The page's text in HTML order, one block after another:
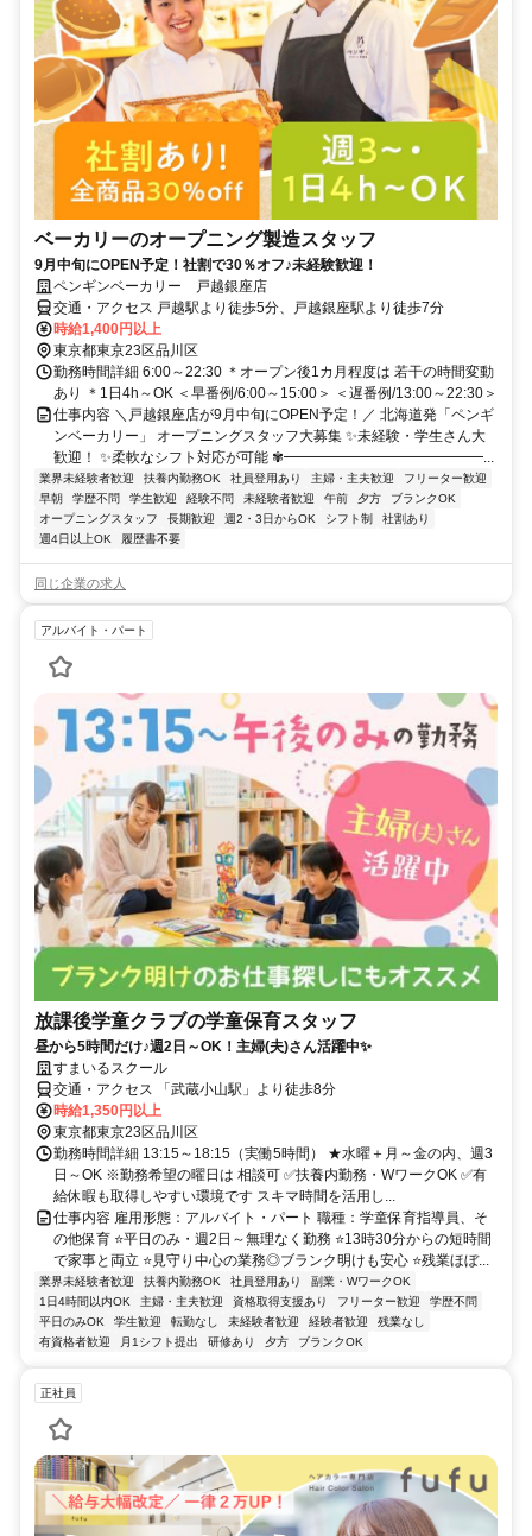
ベーカリーのオープニング製造スタッフ
9月中旬にOPEN予定！社割で30％オフ♪未経験歓迎！
ペンギンベーカリー 戸越銀座店
交通・アクセス 戸越駅より徒歩5分、戸越銀座駅より徒歩7分
時給1,400円以上
東京都東京23区品川区
勤務時間詳細 6:00～22:30 ＊オープン後1カ月程度は 若干の時間変動
あり ＊1日4h～OK ＜早番例/6:00～15:00＞ ＜遅番例/13:00～22:30＞
仕事内容 ＼戸越銀座店が9月中旬にOPEN予定！／ 北海道発「ペンギ
ンベーカリー」 オープニングスタッフ大募集 ✨未経験・学生さん大
歓迎！ ✨柔軟なシフト対応が可能 ✾━━━━━━━━━━━━━━...
業界未経験者歓迎 扶養内勤務OK 社員登用あり 主婦・主夫歓迎
フリーター歓迎
早朝
学歴不問 学生歓迎 経験不問 未経験者歓迎 午前 夕方
ブランクOK
オープニングスタッフ
長期歓迎 週2・3日からOK シフト制
社割あり
週4日以上OK
履歴書不要
同じ企業の求人
アルバイト・パート
放課後学童クラブの学童保育スタッフ
昼から5時間だけ♪週2日～OK！主婦(夫)さん活躍中✨
すまいるスクール
交通・アクセス 「武蔵小山駅」より徒歩8分
時給1,350円以上
東京都東京23区品川区
勤務時間詳細 13:15～18:15（実働5時間） ★水曜＋月～金の内、週3
日～OK ※勤務希望の曜日は 相談可 ✅扶養内勤務・WワークOK ✅有
給休暇も取得しやすい環境です スキマ時間を活用し...
仕事内容 雇用形態：アルバイト・パート 職種：学童保育指導員、そ
の他保育 ⭐平日のみ・週2日～無理なく勤務 ⭐13時30分からの短時間
で家事と両立 ⭐見守り中心の業務◎ブランク明けも安心 ⭐残業ほぼ...
業界未経験者歓迎 扶養内勤務OK 社員登用あり
副業・WワークOK
1日4時間以内OK
主婦・主夫歓迎 資格取得支援あり フリーター歓迎
学歴不問
平日のみOK
学生歓迎 転勤なし 未経験者歓迎 経験者歓迎
残業なし
有資格者歓迎
月1シフト提出 研修あり 夕方 ブランクOK
正社員